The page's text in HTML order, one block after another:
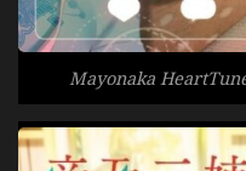
Mayonaka